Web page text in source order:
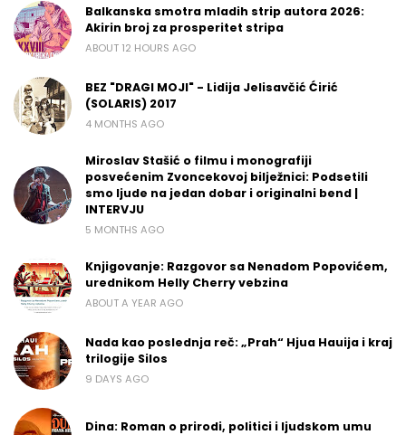
Balkanska smotra mladih strip autora 2026:
Akirin broj za prosperitet stripa
ABOUT 12 HOURS AGO
BEZ "DRAGI MOJI" - Lidija Jelisavčić Ćirić
(SOLARIS) 2017
4 MONTHS AGO
Miroslav Stašić o filmu i monografiji
posvećenim Zvoncekovoj bilježnici: Podsetili
smo ljude na jedan dobar i originalni bend |
INTERVJU
5 MONTHS AGO
Knjigovanje: Razgovor sa Nenadom Popovićem,
urednikom Helly Cherry vebzina
ABOUT A YEAR AGO
Nada kao poslednja reč: „Prah“ Hjua Hauija i kraj
trilogije Silos
9 DAYS AGO
Dina: Roman o prirodi, politici i ljudskom umu